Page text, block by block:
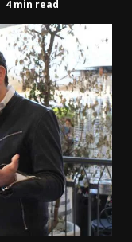
4 min read